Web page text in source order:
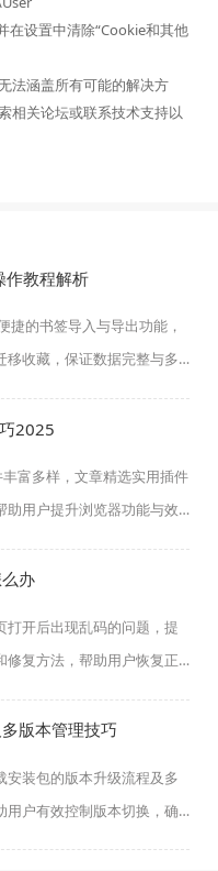
设置中清除“Cookie和其他
法涵盖所有可能的解决方
相关论坛或联系技术支持以
作教程解析
捷的书签导入与导出功能，
移收藏，保证数据完整与多
2025
富多样，文章精选实用插件
助用户提升浏览器功能与效
办
打开后出现乱码的问题，提
修复方法，帮助用户恢复正
版本管理技巧
安装包的版本升级流程及多
用户有效控制版本切换，确